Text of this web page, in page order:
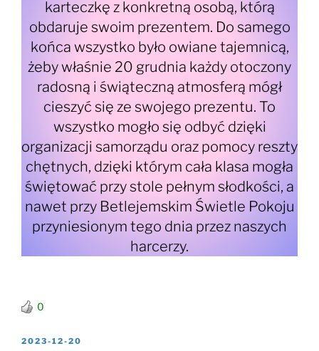
karteczkę z konkretną osobą, którą
obdaruje swoim prezentem. Do samego
końca wszystko było owiane tajemnicą,
żeby właśnie 20 grudnia każdy otoczony
radosną i świąteczną atmosferą mógł
cieszyć się ze swojego prezentu. To
wszystko mogło się odbyć dzięki
organizacji samorządu oraz pomocy reszty
chętnych, dzięki którym cała klasa mogła
świętować przy stole pełnym słodkości, a
nawet przy Betlejemskim Świetle Pokoju
przyniesionym tego dnia przez naszych
harcerzy.
0
OPUBLIKOWANE
2023-12-20